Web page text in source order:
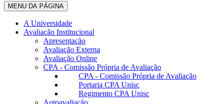
MENU DA PÁGINA
A Universidade
Avaliação Institucional
Apresentação
Avaliação Externa
Avaliação Online
CPA - Comissão Própria de Avaliação
CPA - Comissão Própria de Avaliação
Portaria CPA Unisc
Regimento CPA Unisc